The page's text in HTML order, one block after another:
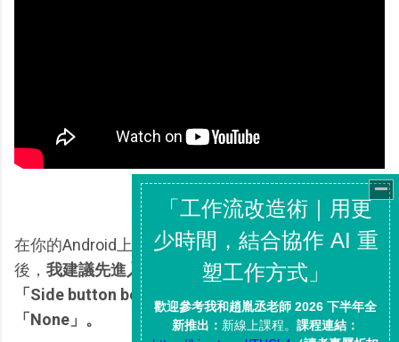
在你的Android上安裝「Alarm clock」，進入App
後， 我建議先進入「Settings」畫面，然後找到
「Side button behavior」設定，接著選擇
「None」。